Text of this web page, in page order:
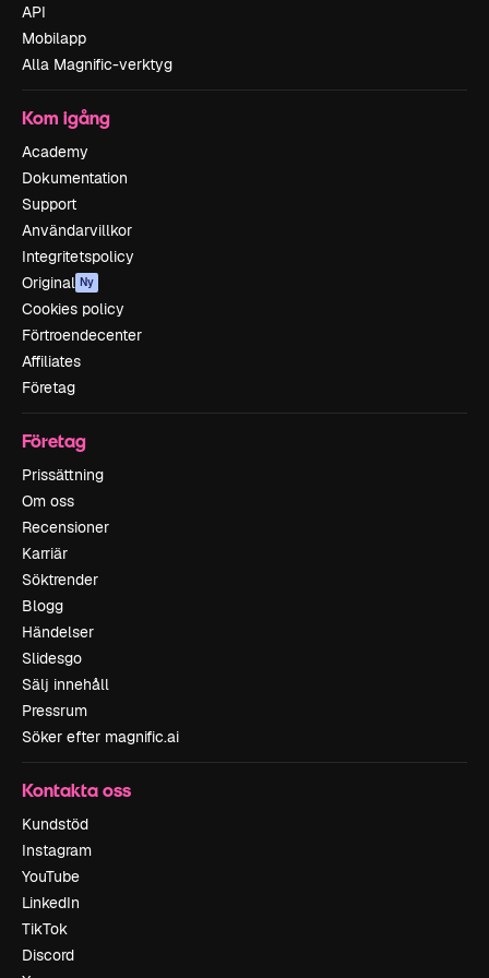
API
Mobilapp
Alla Magnific-verktyg
Kom igång
Academy
Dokumentation
Support
Användarvillkor
Integritetspolicy
Original Ny
Cookies policy
Förtroendecenter
Affiliates
Företag
Företag
Prissättning
Om oss
Recensioner
Karriär
Söktrender
Blogg
Händelser
Slidesgo
Sälj innehåll
Pressrum
Söker efter magnific.ai
Kontakta oss
Kundstöd
Instagram
YouTube
LinkedIn
TikTok
Discord